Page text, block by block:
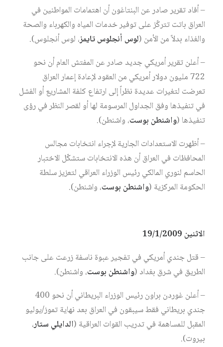
– أفاد تقرير صادر عن البنتاغون أن اهتمامات المواطنين في
العراق باتت تتركّز على توفير خدمات المياه والكهرباء والصحة
والغذاء بدلاً من الأمن (لوس أنجلوس تايمز، لوس أنجلوس).
– أعلن تقرير أمريكي جديد صادر عن المفتش العام أن نحو
722 مليون دولار أمريكي من العقود لإعادة إعمار العراق
تعرضت لتغيرات عديدة نظراً إلى ارتفاع كلفة المشاريع أو الفشل
في تنفيذها وفق الجداول المرسومة لها أو لقصر النظر في رؤى
تنفيذها (واشنطن بوست، واشنطن).
– أظهرت الاستعدادات الجارية لإجراء انتخابات مجالس
المحافظات في العراق أن هذه الانتخابات ستشكّل الاختبار
الحاسم لنوري المالكي رئيس الوزراء العراقي لتعزيز سلطة
الحكومة المركزية (واشنطن بوست، واشنطن).
الاثنين 19/1/2009
– قتل جندي أمريكي في تفجير عبوة ناسفة زرعت على جانب
الطريق في شرق بغداد (واشنطن بوست، واشنطن).
– أعلن غوردن براون رئيس الوزراء البريطاني أن نحو 400
جندي بريطاني فقط سيبقون في العراق بعد نهاية تموز/يوليو
المقبل للمساهمة في تدريب القوات العراقية (الدايلي ستار،
بيروت).